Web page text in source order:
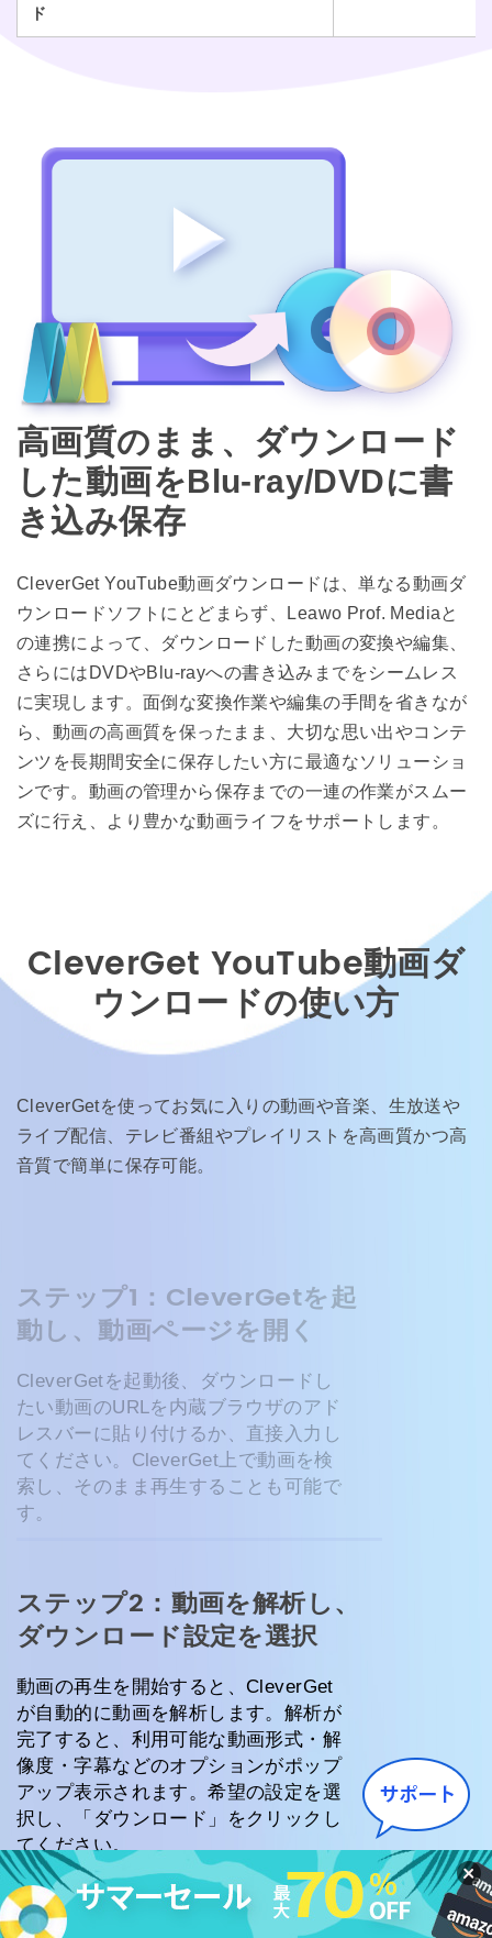
ド
高画質のまま、ダウンロード
した動画をBlu-ray/DVDに書
き込み保存
CleverGet YouTube動画ダウンロードは、単なる動画ダ
ウンロードソフトにとどまらず、Leawo Prof. Mediaと
の連携によって、ダウンロードした動画の変換や編集、
さらにはDVDやBlu-rayへの書き込みまでをシームレス
に実現します。面倒な変換作業や編集の手間を省きなが
ら、動画の高画質を保ったまま、大切な思い出やコンテ
ンツを長期間安全に保存したい方に最適なソリューショ
ンです。動画の管理から保存までの一連の作業がスムー
ズに行え、より豊かな動画ライフをサポートします。
CleverGet YouTube動画ダ
ウンロードの使い方
CleverGetを使ってお気に入りの動画や音楽、生放送や
ライブ配信、テレビ番組やプレイリストを高画質かつ高
音質で簡単に保存可能。
ステップ1：CleverGetを起
動し、動画ページを開く
CleverGetを起動後、ダウンロードし
たい動画のURLを内蔵ブラウザのアド
レスバーに貼り付けるか、直接入力し
てください。CleverGet上で動画を検
索し、そのまま再生することも可能で
す。
ステップ2：動画を解析し、
ダウンロード設定を選択
動画の再生を開始すると、CleverGet
が自動的に動画を解析します。解析が
完了すると、利用可能な動画形式・解
像度・字幕などのオプションがポップ
アップ表示されます。希望の設定を選
択し、「ダウンロード」をクリックし
てください。